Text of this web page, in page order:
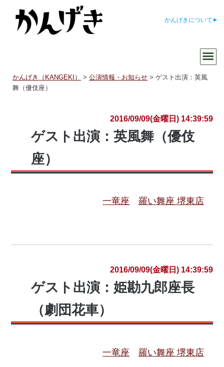
かんげきについて
かんげき（KANGEKI） >公演情報・お知らせ >ゲスト出演：英風
舞（優伎座）
2016/09/09(金曜日) 14:39:59
ゲスト出演：英風舞（優伎
座）
一竜座 羅い舞座 堺東店
2016/09/09(金曜日) 14:39:59
ゲスト出演：姫勘九郎座長
（劇団花車）
一竜座 羅い舞座 堺東店